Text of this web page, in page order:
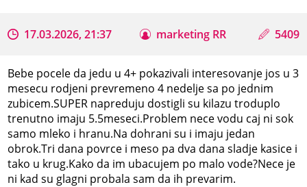
17.03.2026, 21:37 marketing RR 5409
Bebe pocele da jedu u 4+ pokazivali interesovanje jos u 3
mesecu rodjeni prevremeno 4 nedelje sa po jednim
zubicem.SUPER napreduju dostigli su kilazu troduplo
trenutno imaju 5.5meseci.Problem nece vodu caj ni sok
samo mleko i hranu.Na dohrani su i imaju jedan
obrok.Tri dana povrce i meso pa dva dana sladje kasice i
tako u krug.Kako da im ubacujem po malo vode?Nece je
ni kad su glagni probala sam da ih prevarim.